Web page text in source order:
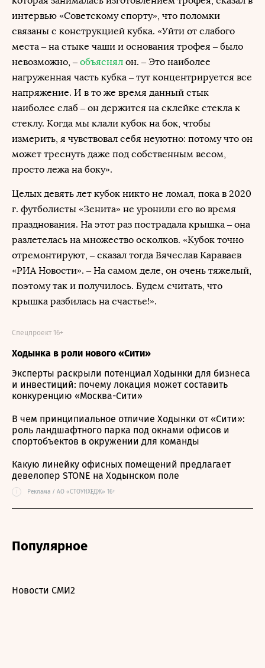
интервью «Советскому спорту», что поломки
связаны с конструкцией кубка. «Уйти от слабого
места – на стыке чаши и основания трофея – было
невозможно, – объяснял он. – Это наиболее
нагруженная часть кубка – тут концентрируется все
напряжение. И в то же время данный стык
наиболее слаб – он держится на склейке стекла к
стеклу. Когда мы клали кубок на бок, чтобы
измерить, я чувствовал себя неуютно: потому что он
может треснуть даже под собственным весом,
просто лежа на боку».
Целых девять лет кубок никто не ломал, пока в 2020
г. футболисты «Зенита» не уронили его во время
празднования. На этот раз пострадала крышка – она
разлетелась на множество осколков. «Кубок точно
отремонтируют, – сказал тогда Вячеслав Караваев
«РИА Новости». – На самом деле, он очень тяжелый,
поэтому так и получилось. Будем считать, что
крышка разбилась на счастье!».
Ходынка в роли нового «Сити»
Спецпроект 16+
Эксперты раскрыли потенциал Ходынки для бизнеса
и инвестиций: почему локация может составить
конкуренцию «Москва-Сити»
В чем принципиальное отличие Ходынки от «Сити»:
роль ландшафтного парка под окнами офисов и
спортобъектов в окружении для команды
Какую линейку офисных помещений предлагает
девелопер STONE на Ходынском поле
i Реклама / АО «СТОУНХЕДЖ» 16+
Популярное
Новости СМИ2